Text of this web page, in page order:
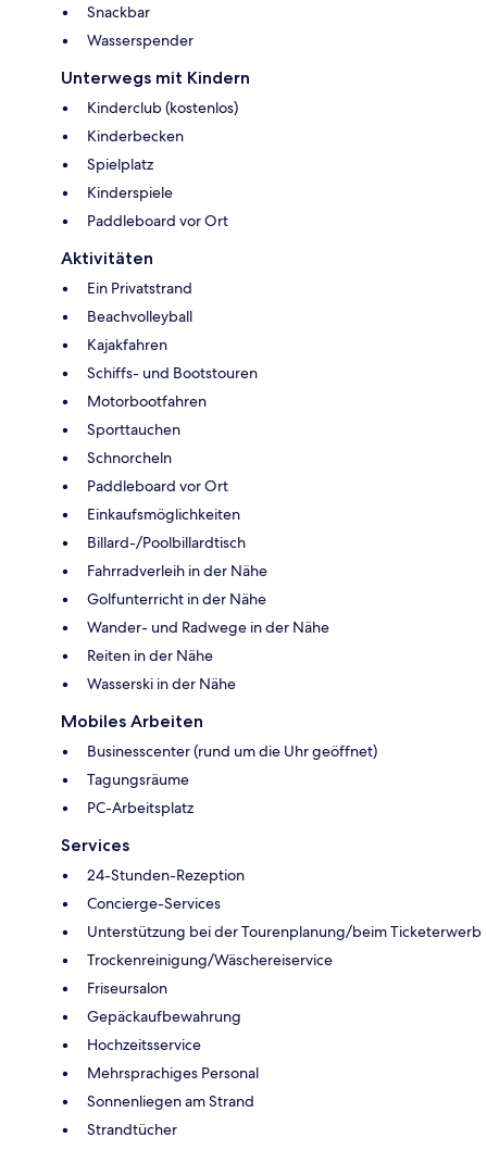
Snackbar
Wasserspender
Unterwegs mit Kindern
Kinderclub (kostenlos)
Kinderbecken
Spielplatz
Kinderspiele
Paddleboard vor Ort
Aktivitäten
Ein Privatstrand
Beachvolleyball
Kajakfahren
Schiffs- und Bootstouren
Motorbootfahren
Sporttauchen
Schnorcheln
Paddleboard vor Ort
Einkaufsmöglichkeiten
Billard-/Poolbillardtisch
Fahrradverleih in der Nähe
Golfunterricht in der Nähe
Wander- und Radwege in der Nähe
Reiten in der Nähe
Wasserski in der Nähe
Mobiles Arbeiten
Businesscenter (rund um die Uhr geöffnet)
Tagungsräume
PC-Arbeitsplatz
Services
24-Stunden-Rezeption
Concierge-Services
Unterstützung bei der Tourenplanung/beim Ticketerwerb
Trockenreinigung/Wäschereiservice
Friseursalon
Gepäckaufbewahrung
Hochzeitsservice
Mehrsprachiges Personal
Sonnenliegen am Strand
Strandtücher